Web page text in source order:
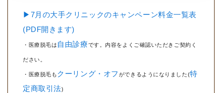
▶7月の大手クリニックのキャンペーン料金一覧表
(PDF開きます)
・医療脱毛は 自由診療です。内容をよくご確認いただきご契約く
ださい。
・医療脱毛も クーリング・オフ ができるようになりました(特
定商取引法)